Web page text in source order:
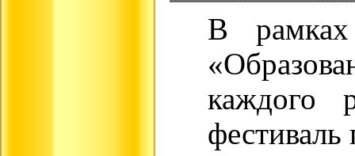
В рамках
каждого